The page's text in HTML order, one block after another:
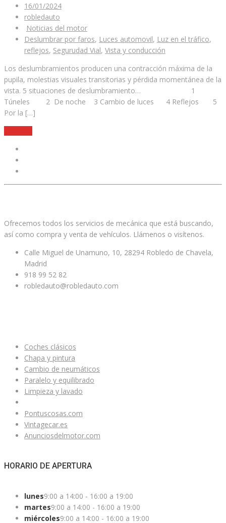
16/01/2024
robledauto
Noticias del motor
Deslumbrar por faros, Luces automovil, Luz en el tráfico,
reflejos, Segurudad Vial, Vista y conducción
Los deslumbramientos producen una contracción máxima de la
pupila, molestias visuales transitorias y pérdida momentánea de la
vista. 5 situaciones de deslumbramiento… 1
Túneles 2 De noche 3 Cambio de luces 4 Reflejos 5
Por la […]
Ofrecemos todos los servicios de mecánica que está buscando,
así como compra y venta de vehículos. Llámenos o visítenos.
Calle Miguel de Unamuno, 10, 28294 Robledo de Chavela,
Madrid
918 99 52 82
robledauto@robledauto.com
Coches clásicos
Chapa y pintura
Cambio de neumáticos
Paralelo y equilibrado
Limpieza y lavado
Pontuscosas.com
Vintagecar.es
Anunciosdelmotor.com
HORARIO DE APERTURA
lunes9:00 a 14:00 - 16:00 a 19:00
martes9:00 a 14:00 - 16:00 a 19:00
miércoles9:00 a 14:00 - 16:00 a 19:00